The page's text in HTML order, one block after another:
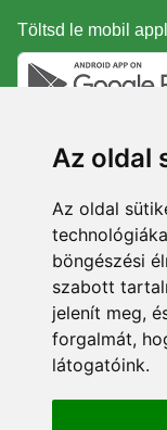
Töltsd le mobil
Az oldal
Az oldal
böngészési
szabott
jelenít meg,
forgalmát,
látogatóink.